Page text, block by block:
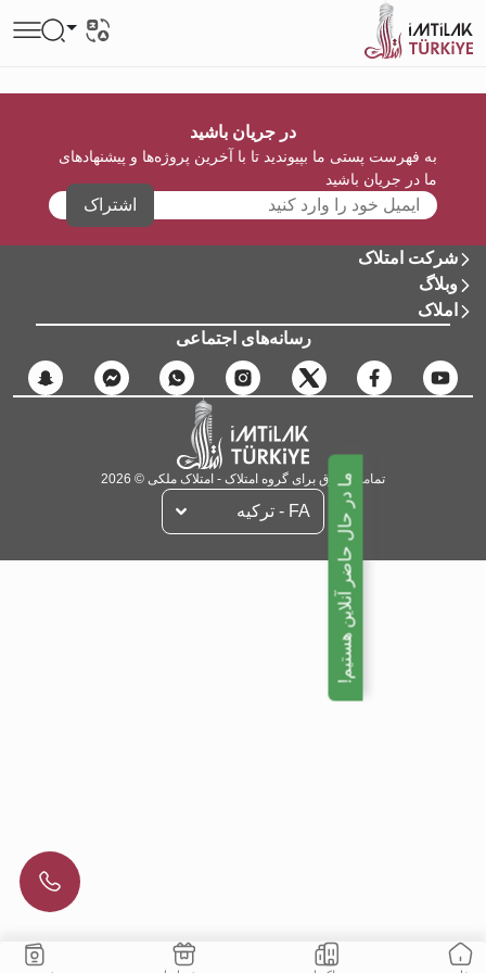
در جریان باشید
به فهرست پستی ما بپیوندید تا با آخرین پروژه‌ها و پیشنهادهای
ما در جریان باشید
اشتراک
شرکت امتلاک
وبلاگ
املاک
رسانه‌های اجتماعی
تمامی حقوق برای گروه امتلاک - امتلاک ملکی © 2026
FA - تركيه ما در حال حاضر آنلاین هستیم!